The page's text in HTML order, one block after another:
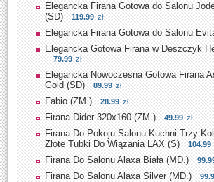
Elegancka Firana Gotowa do Salonu
(SD)
119.99 zł
Elegancka Firana Gotowa do Salonu
Elegancka Gotowa Firana w Deszczyk
79.99 zł
Elegancka Nowoczesna Gotowa Firana
Gold (SD)
89.99 zł
Fabio (ZM.) 28.99 zł
Firana Dider 320x160 (ZM.) 49.99 zł
Firana Do Pokoju Salonu Kuchni Trzy
Złote Tubki Do Wiązania LAX (S)
104.99
Firana Do Salonu Alaxa Biała (MD.)
Firana Do Salonu Alaxa Silver (MD.)